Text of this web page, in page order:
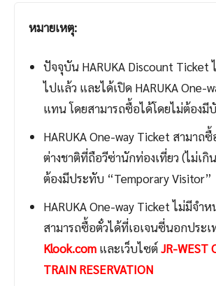
หมายเหตุ:
ปัจจุบัน HARUKA Discount Ticket
ไปแล้ว และได้เปิด HARUKA One-
แทน โดยสามารถซื้อได้โดยไม่ต้องมี
HARUKA One-way Ticket สามาถ
ต่างชาติที่ถือวีซ่านักท่องเที่ยว (ไม่เกิ
ต้องมีประทับ “Temporary Visitor”
HARUKA One-way Ticket ไม่มีจำ
สามารถซื้อตั๋วได้ที่เอเจนซี่นอกประเ
Klook.com และเว็บไซต์JR-WEST
TRAIN RESERVATION